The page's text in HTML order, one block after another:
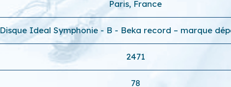
Paris, France
Disque Ideal Symphonie - B - Beka record – marque
2471
78